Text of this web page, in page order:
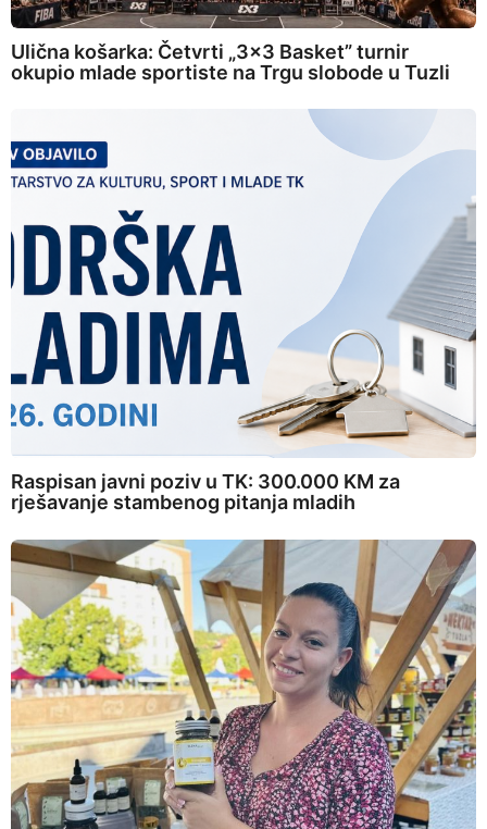
Ulična košarka: Četvrti „3×3 Basket” turnir
okupio mlade sportiste na Trgu slobode u Tuzli
Raspisan javni poziv u TK: 300.000 KM za
rješavanje stambenog pitanja mladih